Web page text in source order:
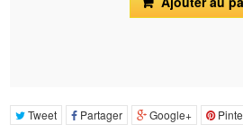
Tweet Partager Google+